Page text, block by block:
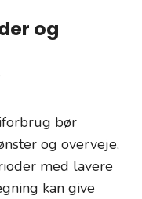
og
bør
og overveje,
med lavere
kan give